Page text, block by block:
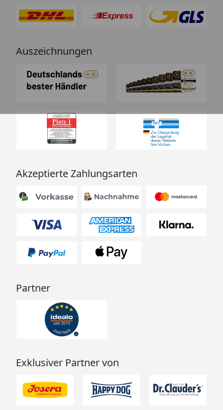
Auszeichnungen
Akzeptierte Zahlungsarten
Partner
Exklusiver Partner von